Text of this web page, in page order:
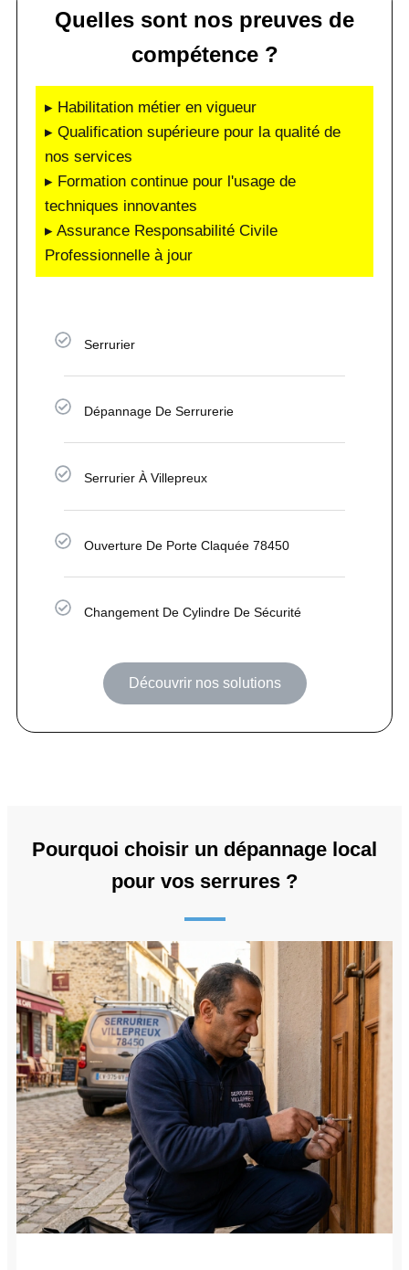
Quelles sont nos preuves de
compétence ?
▸ Habilitation métier en vigueur
▸ Qualification supérieure pour la qualité de
nos services
▸ Formation continue pour l'usage de
techniques innovantes
▸ Assurance Responsabilité Civile
Professionnelle à jour
Serrurier
Dépannage De Serrurerie
Serrurier À Villepreux
Ouverture De Porte Claquée 78450
Changement De Cylindre De Sécurité
Découvrir nos solutions
Pourquoi choisir un dépannage local
pour vos serrures ?